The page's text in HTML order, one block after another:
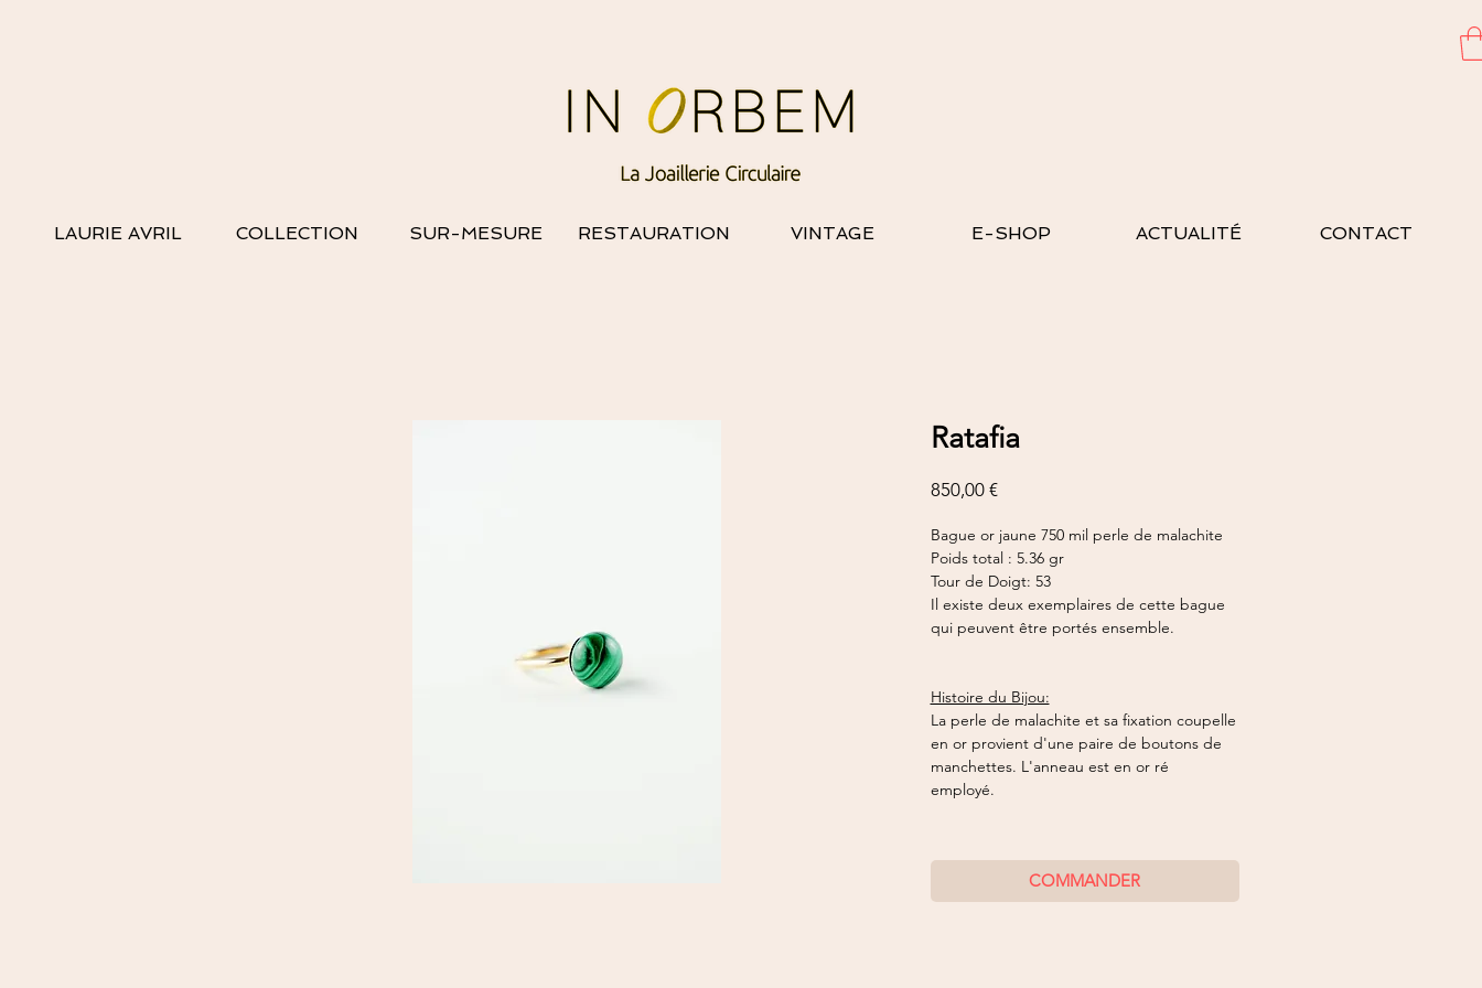
LAURIE AVRIL COLLECTION SUR-MESURE RESTAURATION VINTAGE E-SHOP ACTUALITÉ CONTACT
Ratafia
850,00 €Prix
Bague or jaune 750 mil perle de malachite
Poids total : 5.36 gr
Tour de Doigt: 53
Il existe deux exemplaires de cette bague
qui peuvent être portés ensemble.
Histoire du Bijou:
La perle de malachite et sa fixation coupelle
en or provient d'une paire de boutons de
manchettes. L'anneau est en or ré
employé.
COMMANDER